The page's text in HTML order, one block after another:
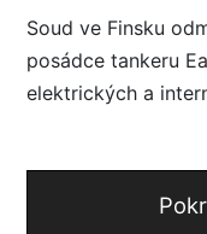
Soud ve Finsku
posádce tankeru
elektrických a